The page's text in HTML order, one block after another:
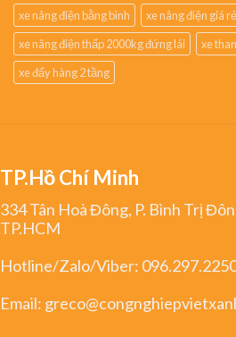
xe nâng điện bằng bình
xe nâng điện giá rẻ
xe nâng điện thấp 2000kg đứng lái
xe
xe đẩy hàng 2 tầng
TP.Hồ Chí Minh
334 Tân Hoà Đông, P. Bình Trị
TP.HCM
Hotline/Zalo/Viber:
Email: